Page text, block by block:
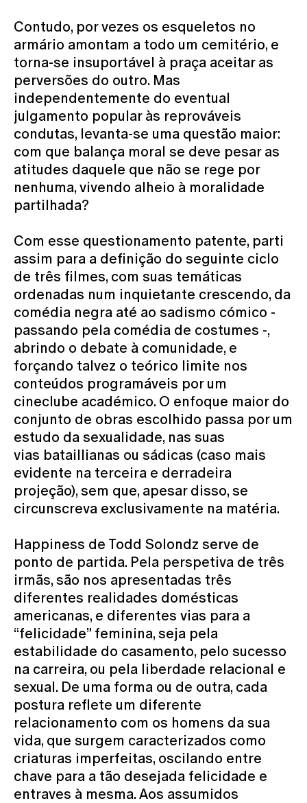
Contudo, por vezes os esqueletos no
armário amontam a todo um cemitério, e
torna-se insuportável à praça aceitar as
perversões do outro. Mas
independentemente do eventual
julgamento popular às reprováveis
condutas, levanta-se uma questão maior:
com que balança moral se deve pesar as
atitudes daquele que não se rege por
nenhuma, vivendo alheio à moralidade
partilhada?
Com esse questionamento patente, parti
assim para a definição do seguinte ciclo
de três filmes, com suas temáticas
ordenadas num inquietante crescendo, da
comédia negra até ao sadismo cómico -
passando pela comédia de costumes -,
abrindo o debate à comunidade, e
forçando talvez o teórico limite nos
conteúdos programáveis por um
cineclube académico. O enfoque maior do
conjunto de obras escolhido passa por um
estudo da sexualidade, nas suas
vias bataillianas ou sádicas (caso mais
evidente na terceira e derradeira
projeção), sem que, apesar disso, se
circunscreva exclusivamente na matéria.
Happiness de Todd Solondz serve de
ponto de partida. Pela perspetiva de três
irmãs, são nos apresentadas três
diferentes realidades domésticas
americanas, e diferentes vias para a
“felicidade” feminina, seja pela
estabilidade do casamento, pelo sucesso
na carreira, ou pela liberdade relacional e
sexual. De uma forma ou de outra, cada
postura reflete um diferente
relacionamento com os homens da sua
vida, que surgem caracterizados como
criaturas imperfeitas, oscilando entre
chave para a tão desejada felicidade e
entraves à mesma. Aos assumidos